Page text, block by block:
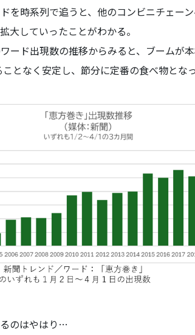
を時系列で追うと、他のコンビニチェー
大していったことがわかる。
ード出現数の推移からみると、ブームが
となく安定し、節分に定番の食べ物とな
のはやはり…